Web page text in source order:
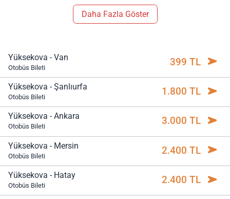
Daha Fazla Göster
Yüksekova - Van
Otobüs Bileti 399 TL
Yüksekova - Şanlıurfa
Otobüs Bileti 1.800 TL
Yüksekova - Ankara
Otobüs Bileti 3.000 TL
Yüksekova - Mersin
Otobüs Bileti 2.400 TL
Yüksekova - Hatay
Otobüs Bileti 2.400 TL